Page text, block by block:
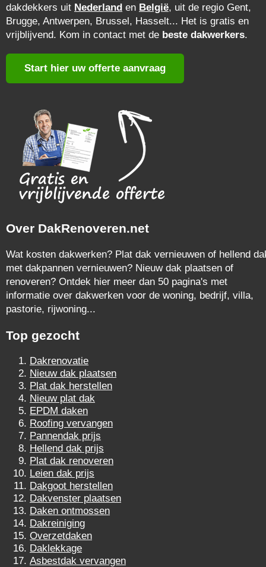
dakdekkers uit Nederland en België, uit de regio Gent,
Brugge, Antwerpen, Brussel, Hasselt... Het is gratis en
vrijblijvend. Kom in contact met de beste dakwerkers.
Start hier uw offerte aanvraag
Over DakRenoveren.net
Wat kosten dakwerken? Plat dak vernieuwen of hellend
met dakpannen vernieuwen? Nieuw dak plaatsen of
renoveren? Ontdek hier meer dan 50 pagina's met
informatie over dakwerken voor de woning, bedrijf, villa,
pastorie, rijwoning...
Top gezocht
Dakrenovatie
Nieuw dak plaatsen
Plat dak herstellen
Nieuw plat dak
EPDM daken
Roofing vervangen
Pannendak prijs
Hellend dak prijs
Plat dak renoveren
Leien dak prijs
Dakgoot herstellen
Dakvenster plaatsen
Daken ontmossen
Dakreiniging
Overzetdaken
Daklekkage
Asbestdak vervangen